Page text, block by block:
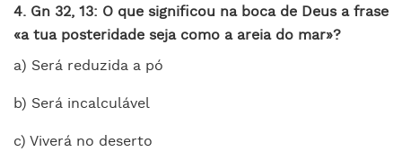
4. Gn 32, 13: O que significou na boca de Deus a frase
«a tua posteridade seja como a areia do mar»?
a) Será reduzida a pó
b) Será incalculável
c) Viverá no deserto